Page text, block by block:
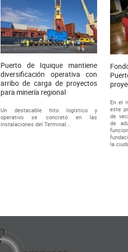
Puerto de Iquique mantiene
diversificación operativa con
arribo de carga de proyectos
para minería regional
Un destacable hito logístico y
operativo se concretó en las
instalaciones del Terminal...
En el
este
de
de
la